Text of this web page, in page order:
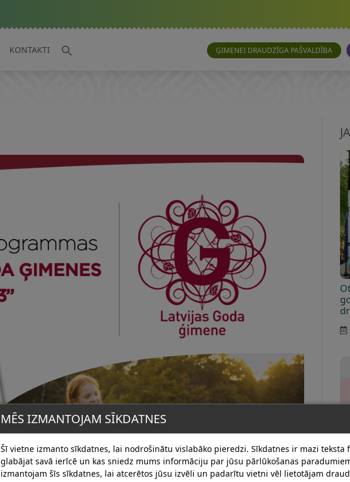
KONTAKTI ĢIMENEI DRAUDZĪGA PAŠVALDĪBA
MĒS IZMANTOJAM SĪKDATNES
Šī vietne izmanto sīkdatnes, lai nodrošinātu vislabāko pieredzi. Sīkdatnes ir mazi teksta
glabājat savā ierīcē un kas sniedz mums informāciju par jūsu pārlūkošanas
izmantojam šīs sīkdatnes, lai atcerētos jūsu izvēli un padarītu vietni vēl lietotājam